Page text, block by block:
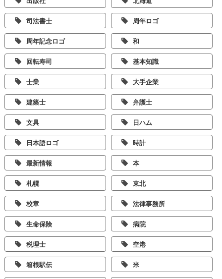
司法書士 周年ロゴ
周年記念ロゴ 和
回転寿司 基本知識
士業 大手企業
建築士 弁護士
文具 日ハム
日本語ロゴ 時計
最新情報 本
札幌 東北
校章 法律事務所
生命保険 病院
税理士 空港
箱根駅伝 米